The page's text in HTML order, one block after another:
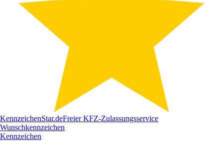
KennzeichenStar.deFreier KFZ-Zulassungsservice
Wunschkennzeichen
Kennzeichen